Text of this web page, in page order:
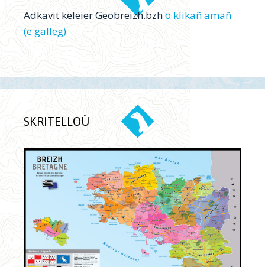
Adkavit keleier Geobreizh.bzho klikañ amañ
(e galleg)
SKRITELLOÙ